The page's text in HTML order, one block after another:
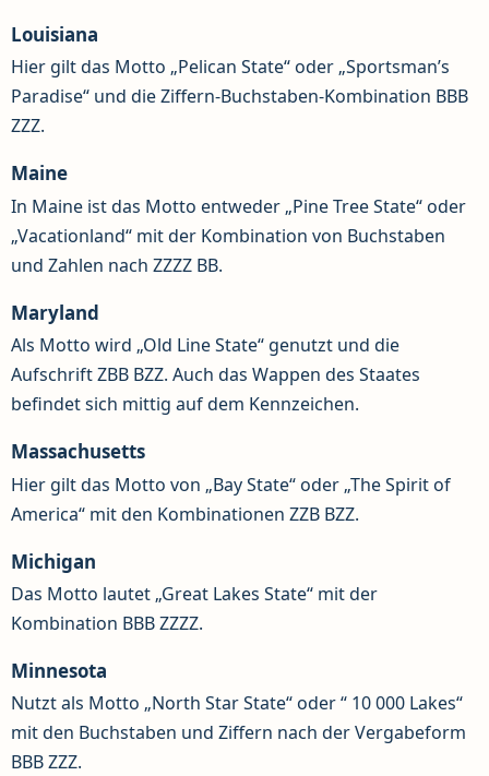
Louisiana
Hier gilt das Motto „Pelican State“ oder „Sportsman’s
Paradise“ und die Ziffern-Buchstaben-Kombination BBB
ZZZ.
Maine
In Maine ist das Motto entweder „Pine Tree State“ oder
„Vacationland“ mit der Kombination von Buchstaben
und Zahlen nach ZZZZ BB.
Maryland
Als Motto wird „Old Line State“ genutzt und die
Aufschrift ZBB BZZ. Auch das Wappen des Staates
befindet sich mittig auf dem Kennzeichen.
Massachusetts
Hier gilt das Motto von „Bay State“ oder „The Spirit of
America“ mit den Kombinationen ZZB BZZ.
Michigan
Das Motto lautet „Great Lakes State“ mit der
Kombination BBB ZZZZ.
Minnesota
Nutzt als Motto „North Star State“ oder “ 10 000 Lakes“
mit den Buchstaben und Ziffern nach der Vergabeform
BBB ZZZ.